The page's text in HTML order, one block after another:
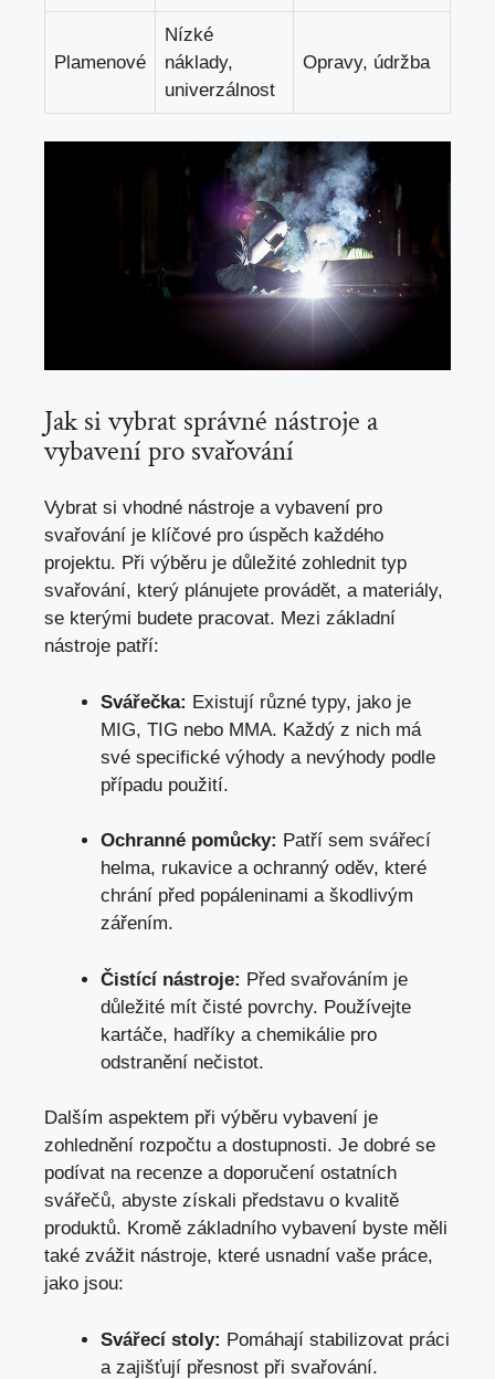
Plamenové
Nízké
náklady,
univerzálnost
Opravy, údržba
Jak si vybrat ⁤správné nástroje a
vybavení‌ pro svařování
Vybrat ‍si vhodné‌ nástroje a vybavení pro
svařování⁣ je ‌klíčové pro úspěch každého
projektu. Při ​výběru je důležité⁢ zohlednit typ
svařování, který plánujete provádět, a materiály,
se⁢ kterými budete pracovat. Mezi základní‍
nástroje patří:
Svářečka: Existují ⁤různé⁤ typy, ‌jako je
MIG,‍ TIG​ nebo MMA. Každý z nich má⁣
své‌ specifické výhody a ‌nevýhody podle
případu ‌použití.
Ochranné pomůcky: Patří⁣ sem svářecí
helma,⁤ rukavice ⁢a⁤ ochranný oděv, které
chrání ⁣před popáleninami a škodlivým
zářením.
Čistící nástroje: Před svařováním je
důležité mít čisté povrchy. Používejte
‌kartáče,‌ hadříky a chemikálie pro⁣
odstranění nečistot.
Dalším aspektem při výběru‍ vybavení je
zohlednění rozpočtu ⁤a dostupnosti. Je⁤ dobré se
podívat na recenze a doporučení ostatních⁢
svářečů, abyste získali představu ⁤o kvalitě
produktů. Kromě‌ základního vybavení​ byste měli
také zvážit nástroje, ⁣které usnadní⁣ vaše práce,
jako⁢ jsou:
Svářecí stoly: Pomáhají‍ stabilizovat práci
a zajišťují přesnost ​při⁢ svařování.